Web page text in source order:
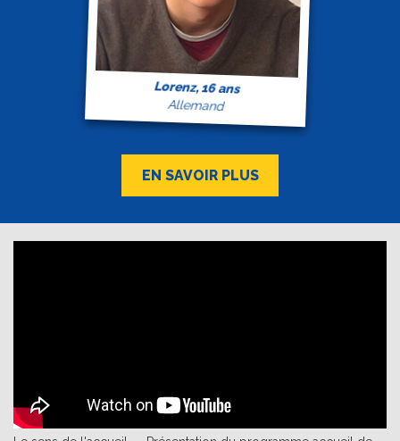
Lorenz, 16 ans
Allemand
EN SAVOIR PLUS